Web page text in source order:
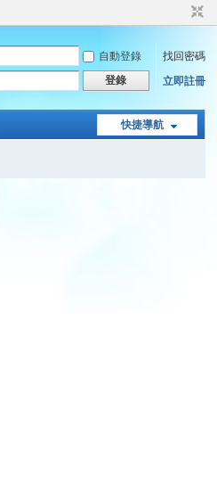
自動登錄
找回密碼
登錄 立即註冊
快捷導航